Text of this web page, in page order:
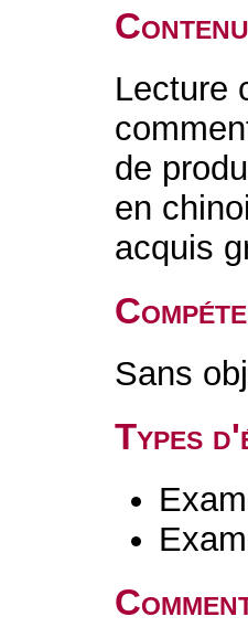
Lecture
de
en
acquis
Sans
Types